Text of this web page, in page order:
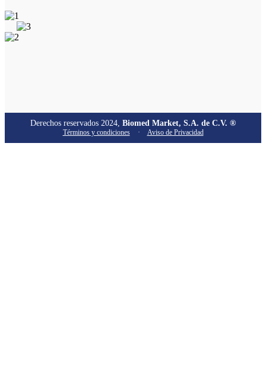
Derechos reservados 2024, Biomed Market, S.A. de C.V. ®
Términos y condiciones · Aviso de Privacidad